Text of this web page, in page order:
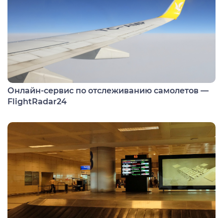
Онлайн-сервис по отслеживанию самолетов —
FlightRadar24